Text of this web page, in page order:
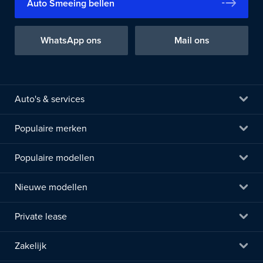
Auto Smeeing bellen
WhatsApp ons Mail ons
Auto's & services
Populaire merken
Populaire modellen
Nieuwe modellen
Private lease
Zakelijk